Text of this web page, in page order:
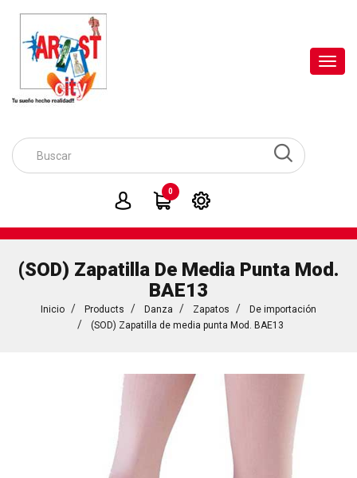
0
(SOD) Zapatilla De Media Punta Mod.
BAE13
Inicio Products Danza Zapatos
De importación
(SOD) Zapatilla de media punta Mod. BAE13